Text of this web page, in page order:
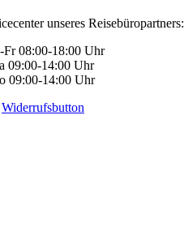
unseres Reisebüropartners:
Fr 08:00-18:00 Uhr
09:00-14:00 Uhr
09:00-14:00 Uhr
Widerrufsbutton